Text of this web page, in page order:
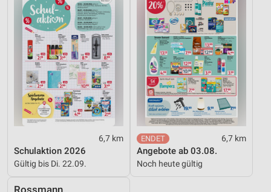
6,7 km
Schulaktion 2026
Gültig bis Di. 22.09.
6,7 km
Angebote ab 03.08.
Noch heute gültig